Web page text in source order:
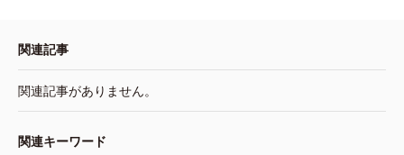
関連記事
関連記事がありません。
関連キーワード